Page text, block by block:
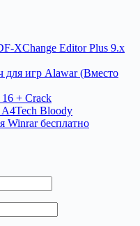
XChange Editor Plus 9.x
для игр Alawar (Вместо
16 + Crack
Bloody
Winrar бесплатно